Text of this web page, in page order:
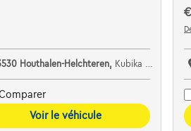
Houthalen-Helchteren, Kubika Cars
Voir le véhicule